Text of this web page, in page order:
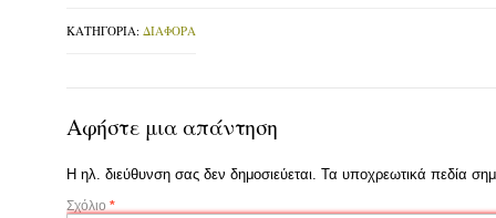
ΚΑΤΗΓΟΡΊΑ: ΔΙΆΦΟΡΑ
Αφήστε μια απάντηση
Η ηλ. διεύθυνση σας δεν δημοσιεύεται. Τα υποχρεωτικά πεδία
Σχόλιο *